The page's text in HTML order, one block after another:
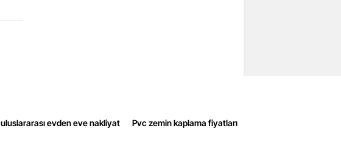
uluslararası evden eve nakliyat Pvc zemin kaplama fiyatları